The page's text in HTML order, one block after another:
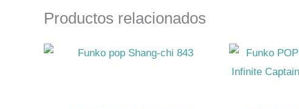
Productos relacionados